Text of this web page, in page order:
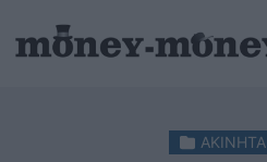
ΑΚΙΝΗΤΑ